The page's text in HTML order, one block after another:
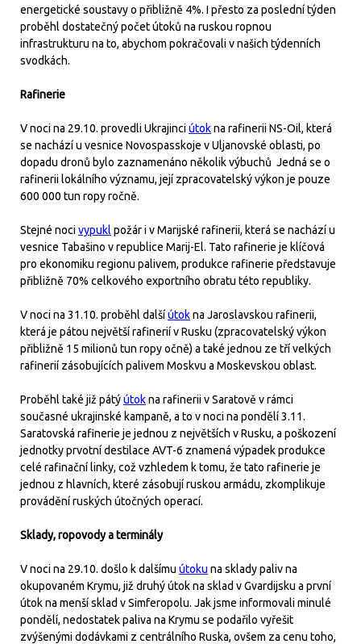
energetické soustavy o přibližně 4%. I přesto za poslední týden
proběhl dostatečný počet útoků na ruskou ropnou
infrastrukturu na to, abychom pokračovali v našich týdenních
svodkách.
Rafinerie
V noci na 29.10. provedli Ukrajinciútokna rafinerii NS-Oil, která
se nachází u vesnice Novospasskoje v Uljanovské oblasti, po
dopadu dronů bylo zaznamenáno několik výbuchů Jedná se o
rafinerii lokálního významu, její zpracovatelský výkon je pouze
600 000 tun ropy ročně.
Stejné nocivypukl požár i v Marijské rafinerii, která se nachází u
vesnice Tabašino v republice Marij-El. Tato rafinerie je klíčová
pro ekonomiku regionu palivem, produkce rafinerie představuje
přibližně 70% celkového exportního obratu této republiky.
V noci na 31.10. proběhl dalšíútokna Jaroslavskou rafinerii,
která je pátou největší rafinerií v Rusku (zpracovatelský výkon
přibližně 15 milionů tun ropy očně) a také jednou ze tří velkých
rafinerií zásobujících palivem Moskvu a Moskevskou oblast.
Proběhl také již pátýútokna rafinerii v Saratově v rámci
současné ukrajinské kampaně, a to v noci na pondělí 3.11.
Saratovská rafinerie je jednou z největších v Rusku, a poškození
jednotky prvotní destilace AVT-6 znamená výpadek produkce
celé rafinační linky, což vzhledem k tomu, že tato rafinerie je
jednou z hlavních, které zásobují ruskou armádu, zkomplikuje
provádění ruských útočných operací.
Sklady, ropovody a terminály
V noci na 29.10. došlo k dalšímu útoku na sklady paliv na
okupovaném Krymu, již druhý útok na sklad v Gvardijsku a první
útok na menší sklad v Simferopolu. Jak jsme informovali minulé
pondělí, nedostatek paliva na Krymu se podařilo vyřešit
zvýšenými dodávkami z centrálního Ruska, ovšem za cenu toho,